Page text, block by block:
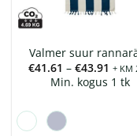
Valmer suur
€41.61 – €43.91
kuni
+ KM
Min. kogus 1 tk